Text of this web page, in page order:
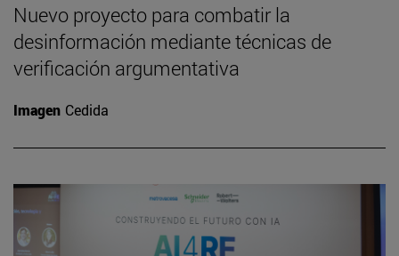
Nuevo proyecto para combatir la
desinformación mediante técnicas de
verificación argumentativa
Imagen Cedida